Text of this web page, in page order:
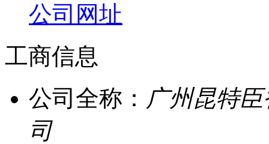
公司网址
工商信息
公司全称： 广州昆特
司